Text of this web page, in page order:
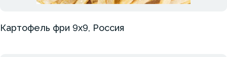
Картофель фри 9х9, Россия